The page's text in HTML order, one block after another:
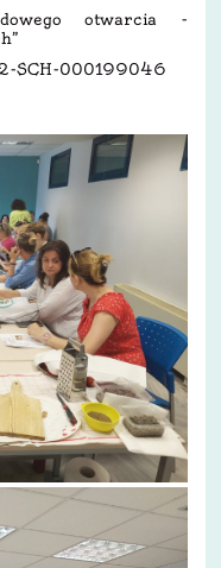
otwarcia -
SCH-000199046